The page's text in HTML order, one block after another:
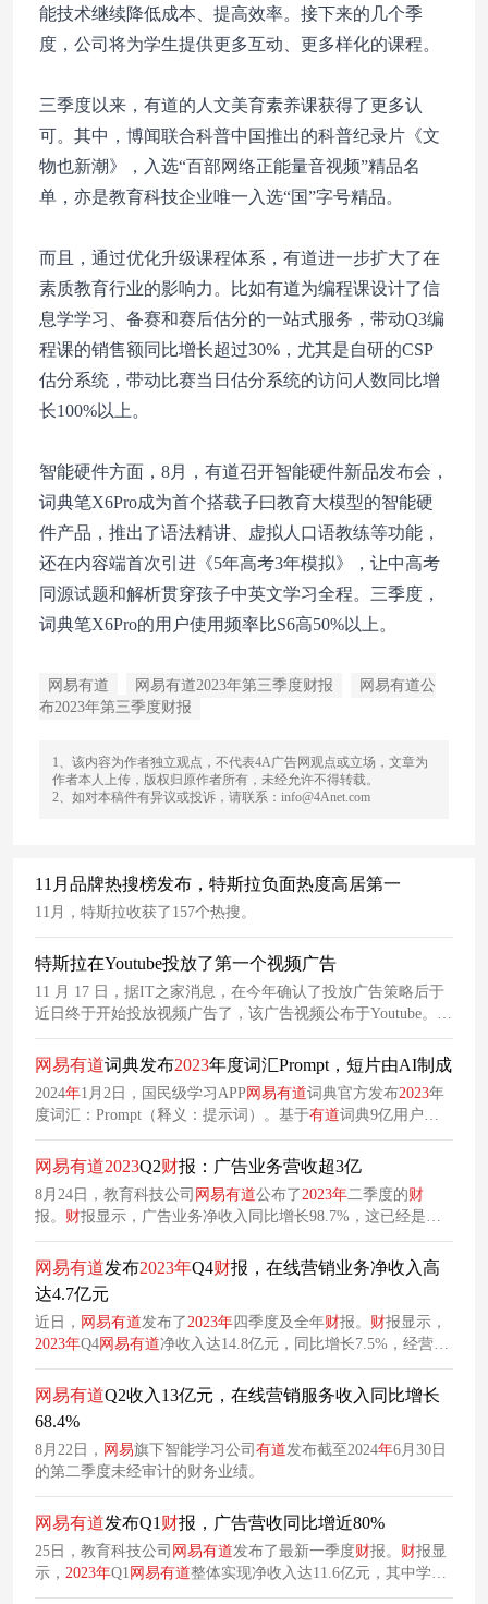
能技术继续降低成本、提高效率。接下来的几个季
度，公司将为学生提供更多互动、更多样化的课程。
三季度以来，有道的人文美育素养课获得了更多认
可。其中，博闻联合科普中国推出的科普纪录片《文
物也新潮》，入选“百部网络正能量音视频”精品名
单，亦是教育科技企业唯一入选“国”字号精品。
而且，通过优化升级课程体系，有道进一步扩大了在
素质教育行业的影响力。比如有道为编程课设计了信
息学学习、备赛和赛后估分的一站式服务，带动Q3编
程课的销售额同比增长超过30%，尤其是自研的CSP
估分系统，带动比赛当日估分系统的访问人数同比增
长100%以上。
智能硬件方面，8月，有道召开智能硬件新品发布会，
词典笔X6Pro成为首个搭载子曰教育大模型的智能硬
件产品，推出了语法精讲、虚拟人口语教练等功能，
还在内容端首次引进《5年高考3年模拟》，让中高考
同源试题和解析贯穿孩子中英文学习全程。三季度，
词典笔X6Pro的用户使用频率比S6高50%以上。
网易有道 网易有道2023年第三季度财报
网易有道公
布2023年第三季度财报
1、该内容为作者独立观点，不代表4A广告网观点或立场，文章为
作者本人上传，版权归原作者所有，未经允许不得转载。
2、如对本稿件有异议或投诉，请联系：info@4Anet.com
11月品牌热搜榜发布，特斯拉负面热度高居第一
11月，特斯拉收获了157个热搜。
特斯拉在Youtube投放了第一个视频广告
11 月 17 日，据IT之家消息，在今年确认了投放广告策略后于
近日终于开始投放视频广告了，该广告视频公布于Youtube。
在这则视频广告中，特斯拉主要展示了其在安全性能方面的行
业领先地位。特斯拉的车辆在碰撞测试中一直表现出色，而安
全性往往是人们在购买新车时最关注的要素之一。
网易有道词典发布2023年度词汇Prompt，短片由AI制成
2024年1月2日，国民级学习APP 网易有道词典官方发布2023年
度词汇：Prompt（释义：提示词）。基于有道词典9亿用户全
年的搜索数据，“Prompt”查询量荣登榜首，成为2023年度词
汇。 年度事件总结，谁都可以做。有道词典这支年度总结视
频的特别之处在于选择用全AI制成，用极具科技感的画面与语
言诠释AI的创造性与可能性，也传递出了prompt的重要性，内
容上也更具特色与深意
网易有道2023Q2财报：广告业务营收超3亿
8月24日，教育科技公司 网易有道公布了 2023年二季度的财
报。 财报显示，广告业务净收入同比增长98.7%，这已经是连
续第三个季度实现同比增长超过50%。
网易有道发布2023年Q4财报，在线营销业务净收入高
达4.7亿元
近日， 网易有道发布了 2023年四季度及全年财报。 财报显示，
2023年Q4网易有道净收入达14.8亿元，同比增长7.5%，经营利
润、经营性现金净流入均创历史新高。
网易有道Q2收入13亿元，在线营销服务收入同比增长
68.4%
8月22日， 网易旗下智能学习公司 有道发布截至2024年6月30日
的第二季度未经审计的财务业绩。
网易有道发布Q1 财报，广告营收同比增近80%
25日，教育科技公司 网易有道发布了最新一季度财报。 财报显
示， 2023年Q1 网易有道整体实现净收入达11.6亿元，其中学习
服务、智能硬件和在线营销的收入分别为7.3亿元、2.1亿元、